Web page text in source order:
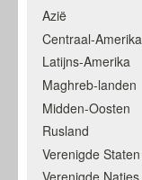
Azië
Centraal-Amerika
Latijns-Amerika
Maghreb-landen
Midden-Oosten
Rusland
Verenigde Staten